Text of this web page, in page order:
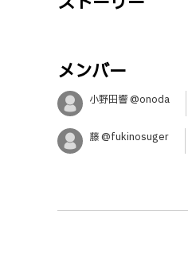
メンバー
小野田響 @onoda
藤 @fukinosuger